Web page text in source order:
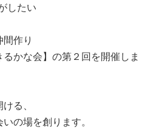
したい
作り
るかな会】の第２回を開催しま
る、
の場を創ります。